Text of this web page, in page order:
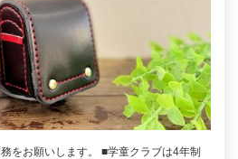
をお願いします。 ■学童クラブは4年制